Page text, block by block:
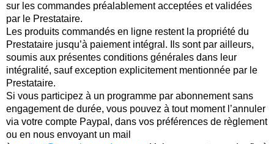
sur les commandes préalablement acceptées et validées
par le Prestataire.
Les produits commandés en ligne restent la propriété du
Prestataire jusqu’à paiement intégral. Ils sont par ailleurs,
soumis aux présentes conditions générales dans leur
intégralité, sauf exception explicitement mentionnée par le
Prestataire.
Si vous participez à un programme par abonnement sans
engagement de durée, vous pouvez à tout moment l’annuler
via votre compte Paypal, dans vos préférences de règlement
ou en nous envoyant un mail